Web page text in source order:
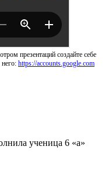
презентаций создайте себе
https://accounts.google.com
ученица 6 «а»